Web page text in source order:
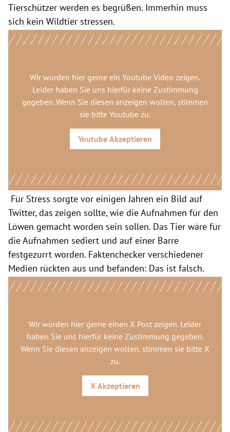
Tierschützer werden es begrüßen. Immerhin muss
sich kein Wildtier stressen.
Wir würden hier gerne ein Youtube Video zeigen.
Leider haben Sie uns hierfür keine Zustimmung
gegeben. Wenn Sie diesen anzeigen wollen, stimmen
sie bitte Youtube zu.
Youtube Akzeptieren
Für Stress sorgte vor einigen Jahren ein Bild auf
Twitter, das zeigen sollte, wie die Aufnahmen für den
Löwen gemacht worden sein sollen. Das Tier wäre für
die Aufnahmen sediert und auf einer Barre
festgezurrt worden. Faktenchecker verschiedener
Medien rückten aus und befanden: Das ist falsch.
Wir würden hier gerne einen X Post zeigen. Leider
haben Sie uns hierfür keine Zustimmung gegeben.
Wenn Sie diesen anzeigen wollen, stimmen sie bitte X
zu.
XAkzeptieren